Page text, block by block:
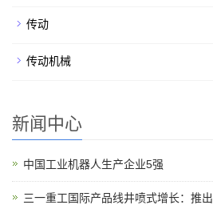
传动
传动机械
新闻中心
中国工业机器人生产企业5强
三一重工国际产品线井喷式增长：推出